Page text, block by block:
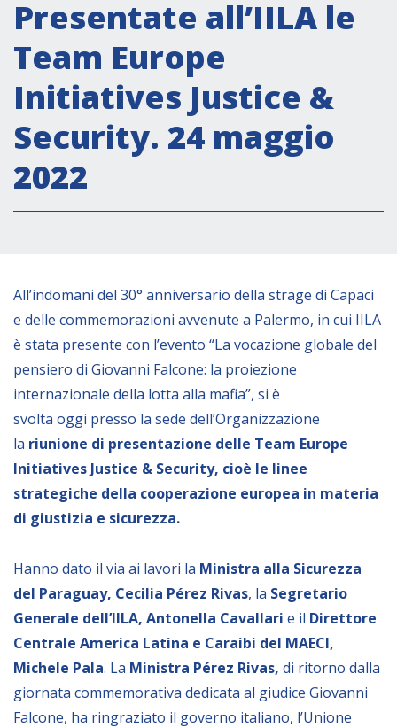
Segreteria Culturale
Segreteria Socio-economica
Segreteria Tecnico scientifica
Forum PMI
Conferenze Italia-America Latina e Caraibi
Rete per la promozione dell’uguaglianza di
genere
COOPERAZIONE
Patrimonio culturale
Empowerment socio- economico
Giustizia e Sicurezza
EUROsociAL
EL PAcCTO
COPOLAD III
AL-INVEST Verde
Foto
Presentate all’IILA le
Team Europe
Initiatives Justice &
Security. 24 maggio
2022
All’indomani del 30° anniversario della strage di Capaci
e delle commemorazioni avvenute a Palermo, in cui IILA
è stata presente con l’evento “La vocazione globale del
pensiero di Giovanni Falcone: la proiezione
internazionale della lotta alla mafia”, si è
svolta oggi presso la sede dell’Organizzazione
la riunione di presentazione delle Team Europe
Initiatives Justice & Security, cioè le linee
strategiche della cooperazione europea in materia
di giustizia e sicurezza.
Hanno dato il via ai lavori la Ministra alla Sicurezza
del Paraguay, Cecilia Pérez Rivas, la Segretario
Generale dell’IILA, Antonella Cavallari e il Direttore
Centrale America Latina e Caraibi del MAECI,
Michele Pala. La Ministra Pérez Rivas, di ritorno dalla
giornata commemorativa dedicata al giudice Giovanni
Falcone, ha ringraziato il governo italiano, l’Unione